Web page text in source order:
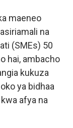
maeneo
na
(SMEs) 50
hai, ambacho
kukuza
ya bidhaa
afya na